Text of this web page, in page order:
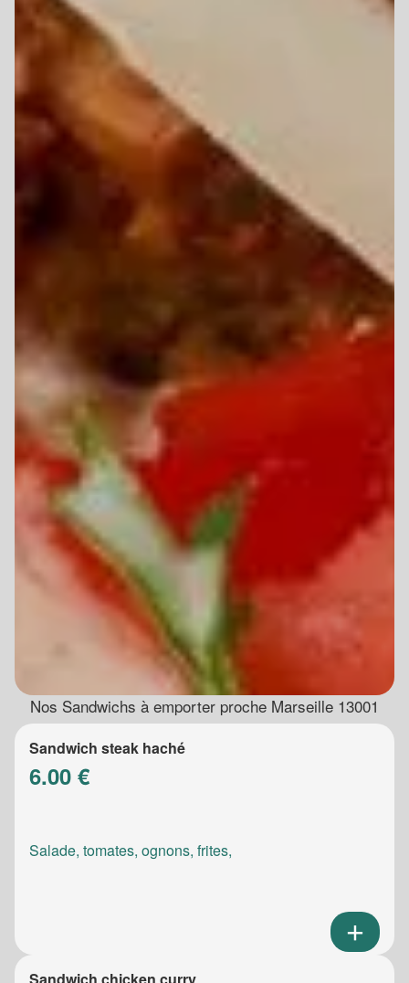
Nos Sandwichs à emporter proche Marseille 13001
Sandwich steak haché
6.00 €
Salade, tomates, ognons, frites,